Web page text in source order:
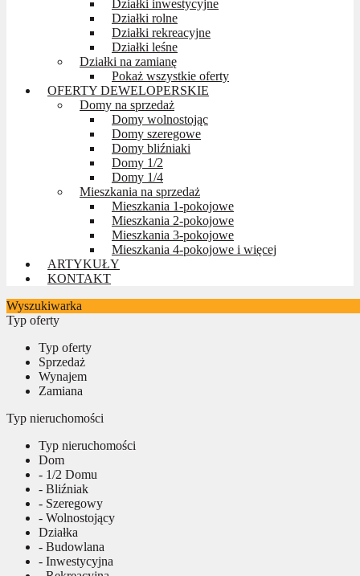
Działki inwestycyjne
Działki rolne
Działki rekreacyjne
Działki leśne
Działki na zamianę
Pokaż wszystkie oferty
OFERTY DEWELOPERSKIE
Domy na sprzedaż
Domy wolnostojąc
Domy szeregowe
Domy bliźniaki
Domy 1/2
Domy 1/4
Mieszkania na sprzedaż
Mieszkania 1-pokojowe
Mieszkania 2-pokojowe
Mieszkania 3-pokojowe
Mieszkania 4-pokojowe i więcej
ARTYKUŁY
KONTAKT
Wyszukiwarka
Typ oferty
Typ oferty
Sprzedaż
Wynajem
Zamiana
Typ nieruchomości
Typ nieruchomości
Dom
- 1/2 Domu
- Bliźniak
- Szeregowy
- Wolnostojący
Działka
- Budowlana
- Inwestycyjna